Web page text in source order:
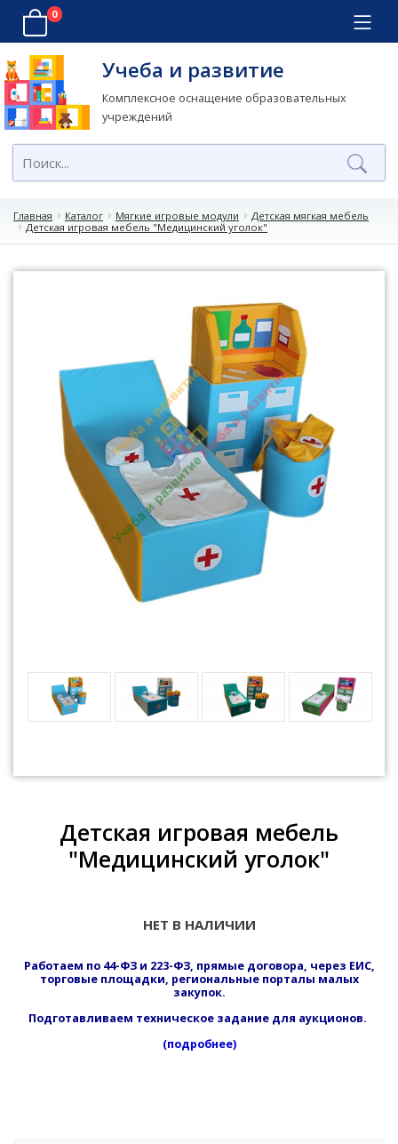
0
Учеба и развитие
Комплексное оснащение образовательных
учреждений
Главная Каталог Мягкие игровые модули
Детская мягкая мебель
Детская игровая мебель "Медицинский уголок"
Детская игровая мебель
"Медицинский уголок"
НЕТ В НАЛИЧИИ
Работаем по 44-ФЗ и 223-ФЗ, прямые договора, через ЕИС,
торговые площадки, региональные порталы малых
закупок.
Подготавливаем техническое задание для аукционов.
(подробнее)